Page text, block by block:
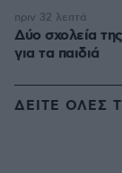
Δύο σχολεία
για τα παιδιά
πριν 32 λεπτά
ΔΕΙΤΕ ΟΛΕΣ